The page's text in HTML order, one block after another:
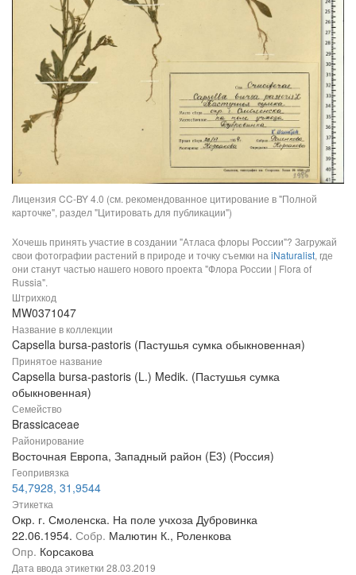
Лицензия CC-BY 4.0 (см. рекомендованное цитирование в "Полной
карточке", раздел "Цитировать для публикации")
Хочешь принять участие в создании "Атласа флоры России"? Загружай
свои фотографии растений в природе и точку съемки на iNaturalist, где
они станут частью нашего нового проекта "Флора России | Flora of
Russia".
Штрихкод
MW0371047
Название в коллекции
Capsella bursa-pastoris (Пастушья сумка обыкновенная)
Принятое название
Capsella bursa-pastoris (L.) Medik. (Пастушья сумка
обыкновенная)
Семейство
Brassicaceae
Районирование
Восточная Европа, Западный район (E3) (Россия)
Геопривязка
54,7928, 31,9544
Этикетка
Окр. г. Смоленска. На поле учхоза Дубровинка
22.06.1954. Собр. Малютин К., Роленкова
Опр. Корсакова
Дата ввода этикетки 28.03.2019